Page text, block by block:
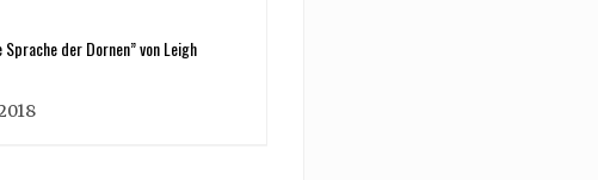
der Dornen” von Leigh